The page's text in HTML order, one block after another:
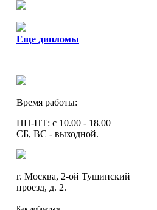
Еще дипломы
Время работы:
ПН-ПТ: с 10.00 - 18.00
СБ, ВС - выходной.
г. Москва, 2-ой Тушинский
проезд, д. 2.